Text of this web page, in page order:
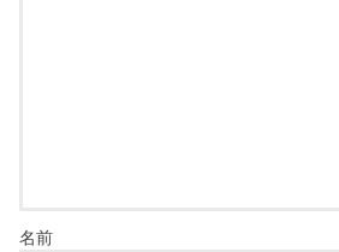
名前